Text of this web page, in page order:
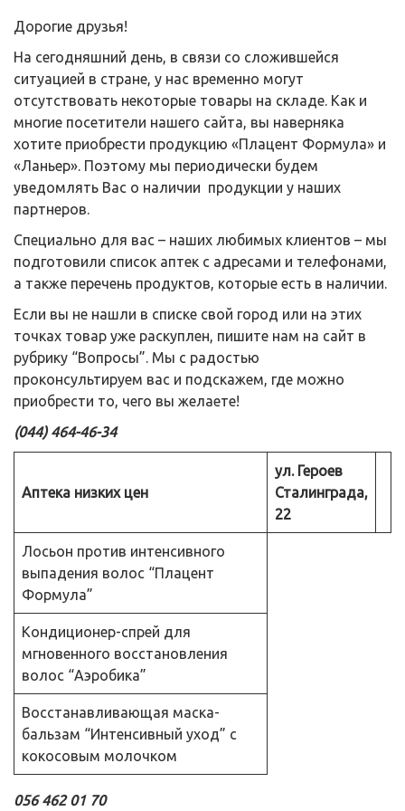
Дорогие друзья!
На сегодняшний день, в связи со сложившейся
ситуацией в стране, у нас временно могут
отсутствовать некоторые товары на складе. Как и
многие посетители нашего сайта, вы наверняка
хотите приобрести продукцию «Плацент Формула» и
«Ланьер». Поэтому мы периодически будем
уведомлять Вас о наличии продукции у наших
партнеров.
Специально для вас – наших любимых клиентов – мы
подготовили список аптек с адресами и телефонами,
а также перечень продуктов, которые есть в наличии.
Если вы не нашли в списке свой город или на этих
точках товар уже раскуплен, пишите нам на сайт в
рубрику “Вопросы”. Мы с радостью
проконсультируем вас и подскажем, где можно
приобрести то, чего вы желаете!
(044) 464-46-34
Аптека низких цен
ул. Героев
Сталинграда,
22
Лосьон против интенсивного
выпадения волос “Плацент
Формула”
Кондиционер-спрей для
мгновенного восстановления
волос “Аэробика”
Восстанавливающая маска-
бальзам “Интенсивный уход” с
кокосовым молочком
056 462 01 70